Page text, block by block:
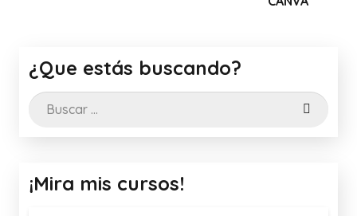
¿Que estás buscando?
Buscar:
¡Mira mis cursos!